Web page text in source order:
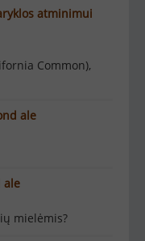
atminimui
Common),
ale
ale
mielėmis?